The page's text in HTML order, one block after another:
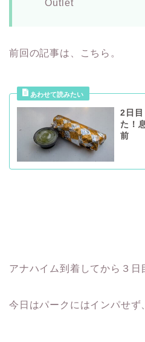
Outlet
前回の記事は、こちら。
2日
た！
前
アナハイム到着してから３日
今日はパークにはインパせず